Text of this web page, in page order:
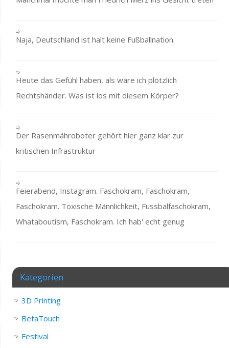
Naja, Deutschland ist halt keine Fußballnation.
Heute das Gefühl haben, als wäre ich plötzlich
Rechtshänder. Was ist los mit diesem Körper?
Der Rasenmähroboter gehört hier ganz klar zur
kritischen Infrastruktur
Feierabend, Instagram. Faschokram, Faschokram,
Faschokram. Toxische Männlichkeit, Fussbalfaschokram,
Whataboutism, Faschokram. Ich hab' echt genug
Kategorien
3D Printing
BetaTouch
Festival